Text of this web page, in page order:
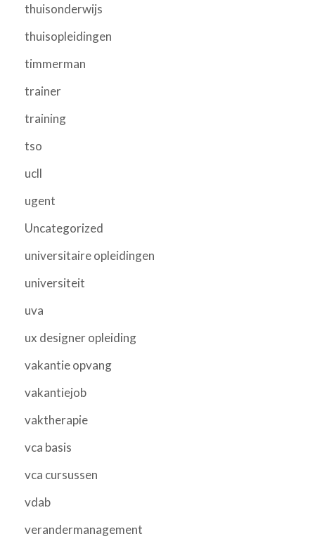
thuisonderwijs
thuisopleidingen
timmerman
trainer
training
tso
ucll
ugent
Uncategorized
universitaire opleidingen
universiteit
uva
ux designer opleiding
vakantie opvang
vakantiejob
vaktherapie
vca basis
vca cursussen
vdab
verandermanagement